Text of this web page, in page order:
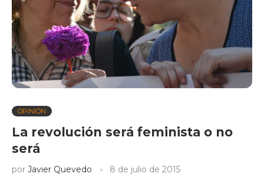
OPINIÓN
La revolución será feminista o no
será
por Javier Quevedo 8 de julio de 2015